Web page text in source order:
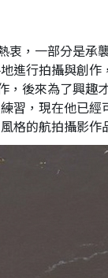
衷，一部分是承
進行拍攝與創
，後來為了興趣
習，現在他已
格的航拍攝影作